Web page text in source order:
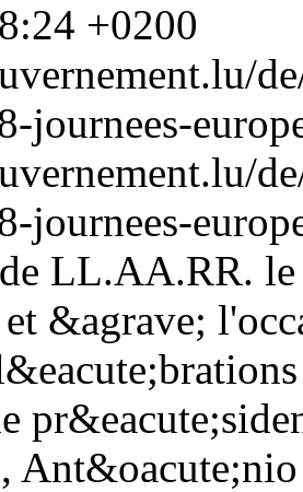
+0200
journees-
journees-
LL.AA.RR. le
&agrave;